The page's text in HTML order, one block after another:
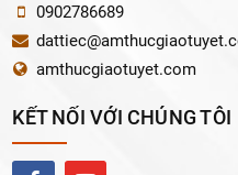
0902786689
amthucgiaotuyet.com
KẾT NỐI VỚI CHÚNG TÔI